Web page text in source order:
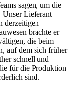
sagen, um die
Unser Lieferant
derzeitigen
brachte er
die beim
auf dem sich früher
schnell und
für die Produktion
sind.